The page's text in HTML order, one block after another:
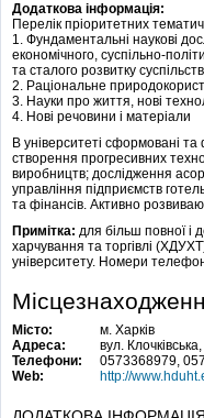
Додаткова інформація:
Перелік пріоритетних
1. Фундаментальні наукові
економічного, суспільно-
та сталого розвитку
2. Раціональне
3. Науки про життя, нові
4. Нові речовини і матеріали
В університеті сформовані
створення прогресивних
виробництв; дослідження
управління підприємств
та фінансів. Активно
Примітка: для більш повної і
харчування та торгівлі
університету. Номери
Місто:
м. Харків
Адреса:
вул.
Телефони:
0573368979,
Web:
http://